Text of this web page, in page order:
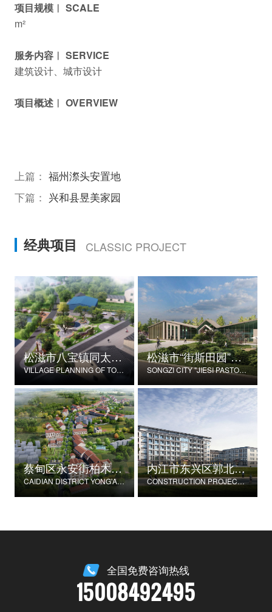
项目规模︱ SCALE
m²
服务内容︱ SERVICE
建筑设计、城市设计
项目概述︱ OVERVIEW
上篇： 福州漈头安置地
下篇： 兴和县昱美家园
经典项目 CLASSIC PROJECT
松滋市八宝镇同太湖村村庄规划
VILLAGE PLANNING OF TONGTAIHU VILLAGE, BABAO TOWN, SONGZI CITY
松滋市“街斯田园”美丽乡村示范片建设项目
SONGZI CITY "JIESI PASTORAL" BEAUTIFUL RURAL DEMONSTRATION FILM CONSTRUCTION PROJECT
蔡甸区永安街柏木村郭家庄湾省级美丽乡村试点建设项目
CAIDIAN DISTRICT YONG'AN STREET CYPRESS VILLAGE GUOJIAZHUANG BAY PROVINCIAL BEAUTIFUL VILLAGE PILOT CONSTRUCTION PROJECT
内江市东兴区郭北养老服务中心建设项目
CONSTRUCTION PROJECT OF GUOBEI ELDERLY SERVICE CENTER IN DONGXING DISTRICT, NEIJIANG CITY
全国免费咨询热线
15008492495